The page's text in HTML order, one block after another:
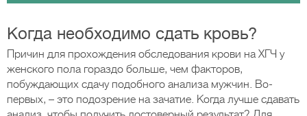
Когда необходимо сдать кровь?
Причин для прохождения обследования крови на ХГЧ у
женского пола гораздо больше, чем факторов,
побуждающих сдачу подобного анализа мужчин. Во-
первых, – это подозрение на зачатие. Когда лучше сдавать